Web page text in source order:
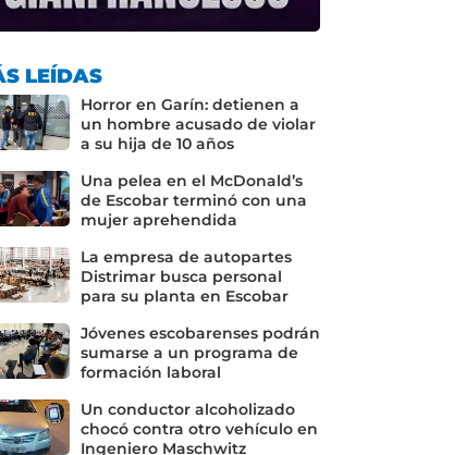
LEÍDAS
Horror en Garín: detienen a
un hombre acusado de violar
a su hija de 10 años
Una pelea en el McDonald’s
de Escobar terminó con una
mujer aprehendida
La empresa de autopartes
Distrimar busca personal
para su planta en Escobar
Jóvenes escobarenses podrán
sumarse a un programa de
formación laboral
Un conductor alcoholizado
chocó contra otro vehículo en
Ingeniero Maschwitz